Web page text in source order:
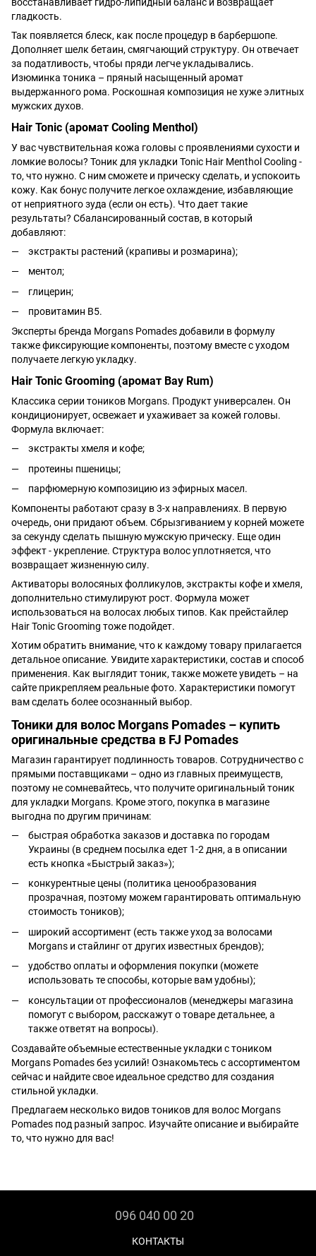
гладкость.
Так появляется блеск, как после процедур в барбершопе.
Дополняет шелк бетаин, смягчающий структуру. Он отвечает
за податливость, чтобы пряди легче укладывались.
Изюминка тоника – пряный насыщенный аромат
выдержанного рома. Роскошная композиция не хуже элитных
мужских духов.
Hair Tonic (аромат Cooling Menthol)
У вас чувствительная кожа головы с проявлениями сухости и
ломкие волосы? Тоник для укладки Tonic Hair Menthol Cooling -
то, что нужно. С ним сможете и прическу сделать, и успокоить
кожу. Как бонус получите легкое охлаждение, избавляющие
от неприятного зуда (если он есть). Что дает такие
результаты? Сбалансированный состав, в который
добавляют:
экстракты растений (крапивы и розмарина);
ментол;
глицерин;
провитамин B5.
Эксперты бренда Morgans Pomades добавили в формулу
также фиксирующие компоненты, поэтому вместе с уходом
получаете легкую укладку.
Hair Tonic Grooming (аромат Bay Rum)
Классика серии тоников Morgans. Продукт универсален. Он
кондиционирует, освежает и ухаживает за кожей головы.
Формула включает:
экстракты хмеля и кофе;
протеины пшеницы;
парфюмерную композицию из эфирных масел.
Компоненты работают сразу в 3-х направлениях. В первую
очередь, они придают объем. Сбрызгиванием у корней можете
за секунду сделать пышную мужскую прическу. Еще один
эффект - укрепление. Структура волос уплотняется, что
возвращает жизненную силу.
Активаторы волосяных фолликулов, экстракты кофе и хмеля,
дополнительно стимулируют рост. Формула может
использоваться на волосах любых типов. Как прейстайлер
Hair Tonic Grooming тоже подойдет.
Хотим обратить внимание, что к каждому товару прилагается
детальное описание. Увидите характеристики, состав и способ
применения. Как выглядит тоник, также можете увидеть – на
сайте прикрепляем реальные фото. Характеристики помогут
вам сделать более осознанный выбор.
Тоники для волос Morgans Pomades – купить
оригинальные средства в FJ Pomades
Магазин гарантирует подлинность товаров. Сотрудничество с
прямыми поставщиками – одно из главных преимуществ,
поэтому не сомневайтесь, что получите оригинальный тоник
для укладки Morgans. Кроме этого, покупка в магазине
выгодна по другим причинам:
быстрая обработка заказов и доставка по городам
Украины (в среднем посылка едет 1-2 дня, а в описании
есть кнопка «Быстрый заказ»);
конкурентные цены (политика ценообразования
прозрачная, поэтому можем гарантировать оптимальную
стоимость тоников);
широкий ассортимент (есть также уход за волосами
Morgans и стайлинг от других известных брендов);
удобство оплаты и оформления покупки (можете
использовать те способы, которые вам удобны);
консультации от профессионалов (менеджеры магазина
помогут с выбором, расскажут о товаре детальнее, а
также ответят на вопросы).
Создавайте объемные естественные укладки с тоником
Morgans Pomades без усилий! Ознакомьтесь с ассортиментом
сейчас и найдите свое идеальное средство для создания
стильной укладки.
Предлагаем несколько видов тоников для волос Morgans
Pomades под разный запрос. Изучайте описание и выбирайте
то, что нужно для вас!
096 040 00 20
КОНТАКТЫ